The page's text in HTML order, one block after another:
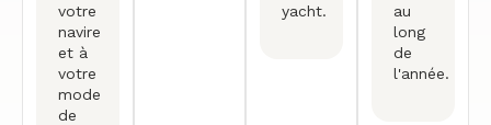
votre
navire
et à
votre
mode
de
yacht.
au
long
de
l'année.
Turkish
Spanish
Portuguese